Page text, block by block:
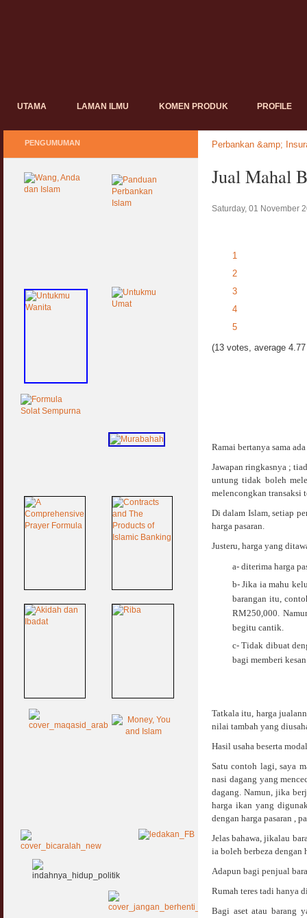
UTAMA LAMAN ILMU KOMEN PRODUK PROFILE
Perbankan &amp;
Jual Mahal
Saturday, 01 November
1
2
3
4
5
(13 votes, average
Ramai bertanya sama
Jawapan ringkasnya ;
untung tidak boleh
melencongkan transaksi
Di dalam Islam, setiap
harga pasaran.
Justeru, harga yang
a- diterima harga
b- Jika ia mahu
barangan itu,
RM250,000.
begitu cantik.
c- Tidak dibuat
bagi memberi
Tatkala itu, harga
nilai tambah yang
Hasil usaha beserta
Satu contoh lagi, saya
nasi dagang yang
dagang. Namun, jika
harga ikan yang
dengan harga pasaran ,
Jelas bahawa, jikalau
ia boleh berbeza dengan
Adapun bagi penjual
Rumah teres tadi hanya
Bagi aset atau barang
PENGUMUMAN